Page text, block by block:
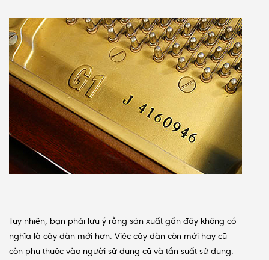
Tuy nhiên, bạn phải lưu ý rằng sản xuất gần đây không có
nghĩa là cây đàn mới hơn. Việc cây đàn còn mới hay cũ
còn phụ thuộc vào người sử dụng cũ và tần suất sử dụng.